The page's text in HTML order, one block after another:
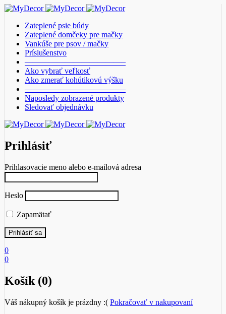
Zateplené psie búdy
Zateplené domčeky pre mačky
Vankúše pre psov / mačky
Príslušenstvo
————————————–
Ako vybrať veľkosť
Ako zmerať kohútikovú výšku
————————————–
Naposledy zobrazené produkty
Sledovať objednávku
Prihlásiť
Prihlasovacie meno alebo e-mailová adresa
Heslo
Zapamätať
0
0
Košík (0)
Váš nákupný košík je prázdny :( Pokračovať v nakupovaní